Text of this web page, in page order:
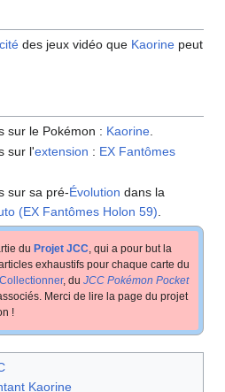
des jeux vidéo que Kaorine peut
sur le Pokémon : Kaorine
sur l'extension : EX Fantômes
sur sa pré-Évolution dans la
(EX Fantômes Holon 59)
du Projet JCC , qui a pour but la
exhaustifs pour chaque carte du
, du JCC Pokémon Pocket
Merci de lire la page du projet
!
Kaorine